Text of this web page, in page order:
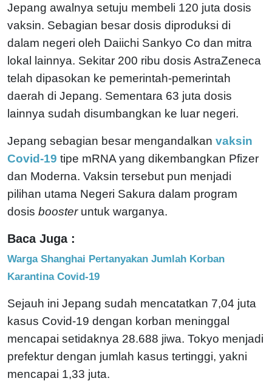
Jepang awalnya setuju membeli 120 juta dosis
vaksin. Sebagian besar dosis diproduksi di
dalam negeri oleh Daiichi Sankyo Co dan mitra
lokal lainnya. Sekitar 200 ribu dosis AstraZeneca
telah dipasokan ke pemerintah-pemerintah
daerah di Jepang. Sementara 63 juta dosis
lainnya sudah disumbangkan ke luar negeri.
Jepang sebagian besar mengandalkan vaksin
Covid-19 tipe mRNA yang dikembangkan Pfizer
dan Moderna. Vaksin tersebut pun menjadi
pilihan utama Negeri Sakura dalam program
dosis boosteruntuk warganya.
Baca Juga :
Warga Shanghai Pertanyakan Jumlah Korban
Karantina Covid-19
Sejauh ini Jepang sudah mencatatkan 7,04 juta
kasus Covid-19 dengan korban meninggal
mencapai setidaknya 28.688 jiwa. Tokyo menjadi
prefektur dengan jumlah kasus tertinggi, yakni
mencapai 1,33 juta.